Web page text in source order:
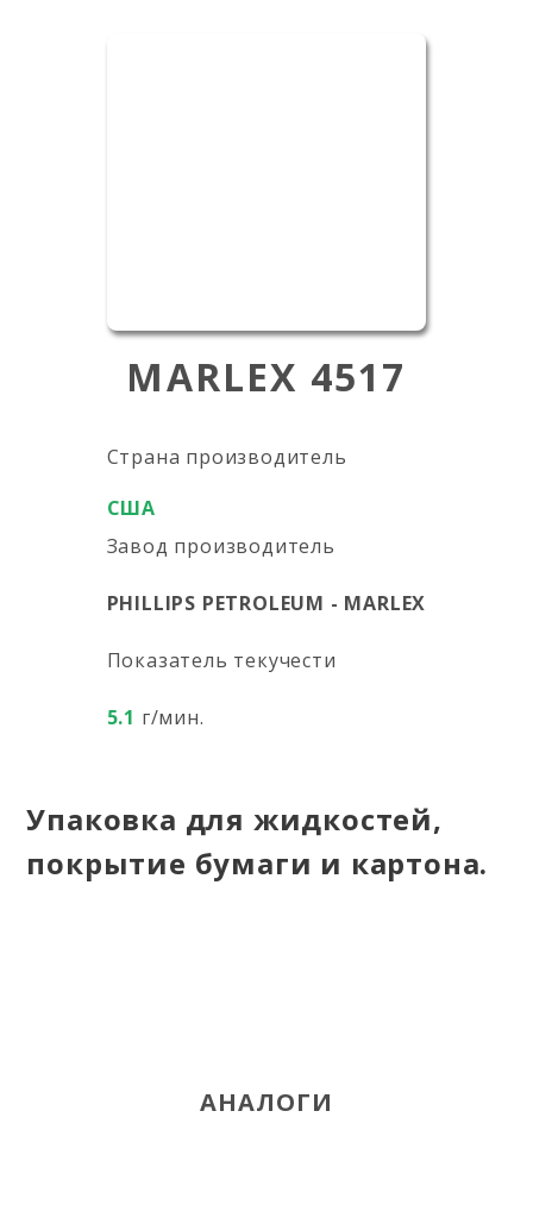
MARLEX 4517
Страна производитель
США
Завод производитель
PHILLIPS PETROLEUM - MARLEX
Показатель текучести
5.1 г/мин.
Упаковка для жидкостей,
покрытие бумаги и картона.
АНАЛОГИ